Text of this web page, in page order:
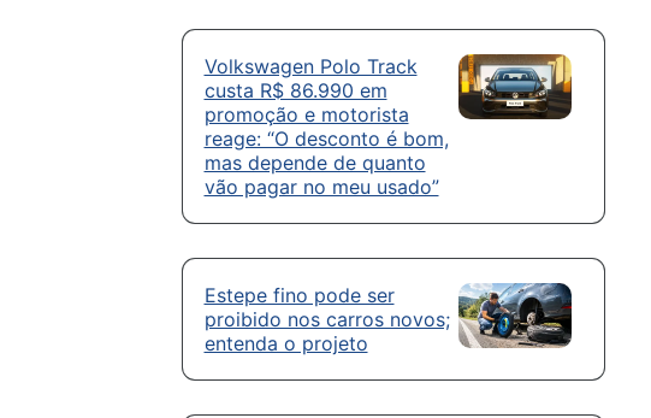
Volkswagen Polo Track
custa R$ 86.990 em
promoção e motorista
reage: “O desconto é bom,
mas depende de quanto
vão pagar no meu usado”
Estepe fino pode ser
proibido nos carros novos;
entenda o projeto